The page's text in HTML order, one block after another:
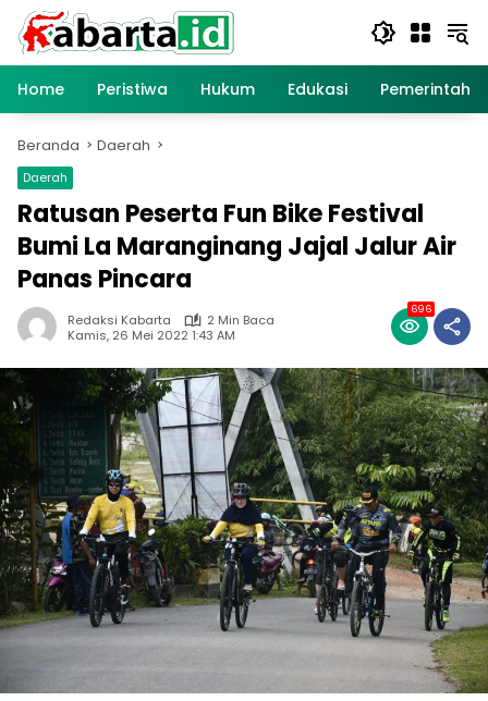
Langsung
konten
Home
Peristiwa Hukum Edukasi
Beranda Daerah
Daerah
Ratusan Peserta Fun Bike Festival
Bumi La Maranginang Jajal Jalur Air
Panas Pincara
Redaksi Kabarta
2 Min Baca
Kamis, 26 Mei 2022 1:43 AM
696